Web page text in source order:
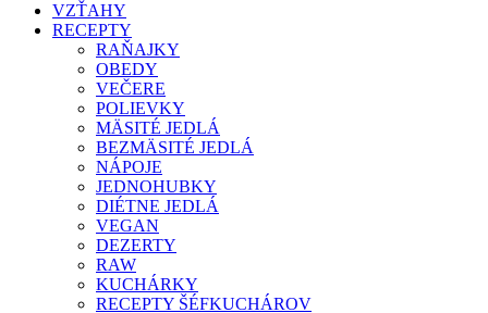
VZŤAHY
RECEPTY
RAŇAJKY
OBEDY
VEČERE
POLIEVKY
MÄSITÉ JEDLÁ
BEZMÄSITÉ JEDLÁ
NÁPOJE
JEDNOHUBKY
DIÉTNE JEDLÁ
VEGAN
DEZERTY
RAW
KUCHÁRKY
RECEPTY ŠÉFKUCHÁROV